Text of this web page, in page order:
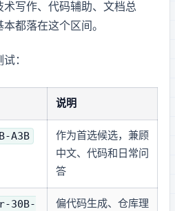
写作、代码辅助、文档总
都落在这个区间。
：
说明
A3B
作为首选候选，兼顾
中文、代码和日常问
答
30B-
偏代码生成、仓库理